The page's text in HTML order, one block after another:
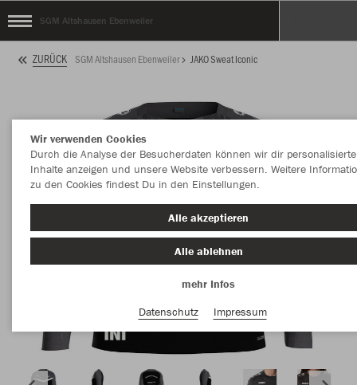
SGM Altshausen Ebenweiler
ZURÜCK SGM Altshausen Ebenweiler JAKO Sweat Iconic
Wir verwenden Cookies
Durch die Analyse der Besucherdaten können wir dir personalisierte
Inhalte anzeigen und unsere Website verbessern. Weitere
zu den Cookies findest Du in den Einstellungen.
Alle akzeptieren
Alle ablehnen
mehr Infos
Datenschutz
Impressum